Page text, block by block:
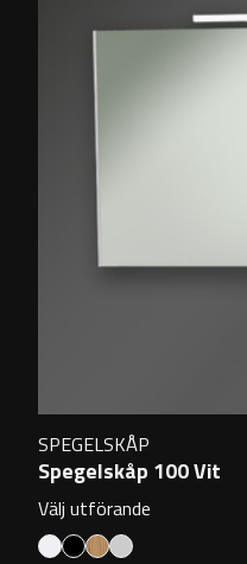
SPEGELSKÅP
Spegelskåp 100 Vit
Välj utförande